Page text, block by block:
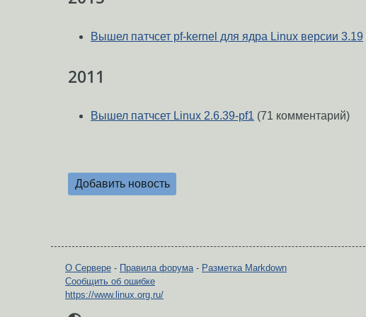
Вышел патчсет pf-kernel для ядра Linux версии 3.19
2011
Вышел патчсет Linux 2.6.39-pf1 (71 комментарий)
Добавить новость
О Сервере - Правила форума - Разметка Markdown
Сообщить об ошибке
https://www.linux.org.ru/